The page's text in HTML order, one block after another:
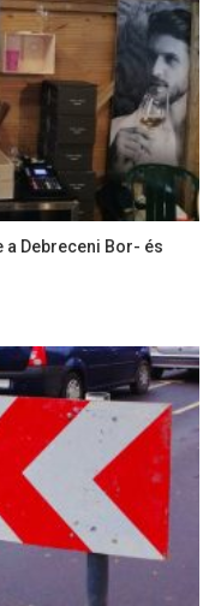
a Debreceni Bor- és